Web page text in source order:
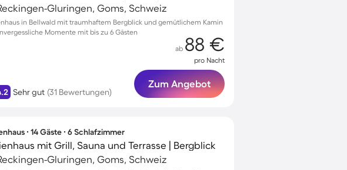
Gluringen, Goms, Schweiz
in Bellwald mit traumhaftem Bergblick und gemütlichem Kamin
Momente mit bis zu 6 Gästen
Sehr gut (31 Bewertungen)
ab 88 €
pro Nacht
Zum Angebot
∙ 14 Gäste ∙ 6 Schlafzimmer
mit Grill, Sauna und Terrasse | Bergblick
Gluringen, Goms, Schweiz